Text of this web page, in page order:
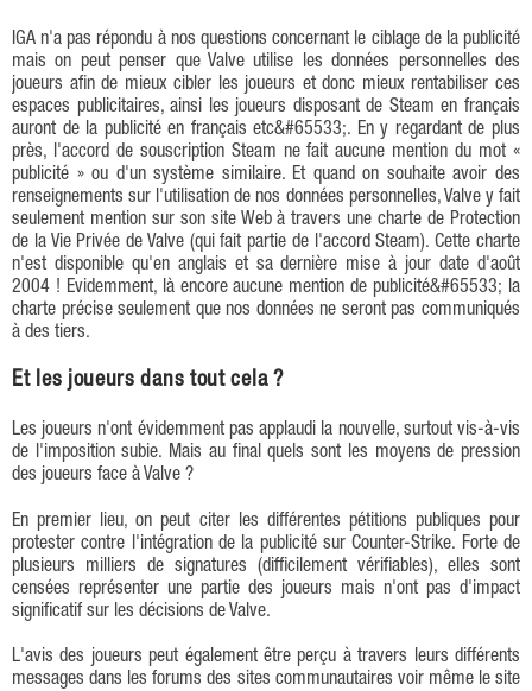
IGA n'a pas répondu à nos questions concernant le ciblage de la publicité
mais on peut penser que Valve utilise les données personnelles des
joueurs afin de mieux cibler les joueurs et donc mieux rentabiliser ces
espaces publicitaires, ainsi les joueurs disposant de Steam en français
auront de la publicité en français etc&#65533;. En y regardant de plus
près, l'accord de souscription Steam ne fait aucune mention du mot «
publicité » ou d'un système similaire. Et quand on souhaite avoir des
renseignements sur l'utilisation de nos données personnelles, Valve y fait
seulement mention sur son site Web à travers une charte de Protection
de la Vie Privée de Valve (qui fait partie de l'accord Steam). Cette charte
n'est disponible qu'en anglais et sa dernière mise à jour date d'août
2004 ! Evidemment, là encore aucune mention de publicité&#65533; la
charte précise seulement que nos données ne seront pas communiqués
à des tiers.
Et les joueurs dans tout cela ?
Les joueurs n'ont évidemment pas applaudi la nouvelle, surtout vis-à-vis
de l'imposition subie. Mais au final quels sont les moyens de pression
des joueurs face à Valve ?
En premier lieu, on peut citer les différentes pétitions publiques pour
protester contre l'intégration de la publicité sur Counter-Strike. Forte de
plusieurs milliers de signatures (difficilement vérifiables), elles sont
censées représenter une partie des joueurs mais n'ont pas d'impact
significatif sur les décisions de Valve.
L'avis des joueurs peut également être perçu à travers leurs différents
messages dans les forums des sites communautaires voir même le site